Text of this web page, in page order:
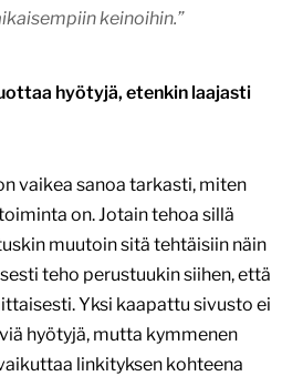
keinoihin.”
hyötyjä, etenkin laajasti
vaikea sanoa tarkasti, miten
on. Jotain tehoa sillä
muutoin sitä tehtäisiin näin
teho perustuukin siihen, että
Yksi kaapattu sivusto ei
hyötyjä, mutta kymmenen
linkityksen kohteena